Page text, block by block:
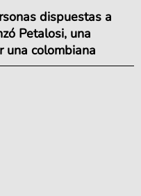
dispuestas a
Petalosi, una
una colombiana